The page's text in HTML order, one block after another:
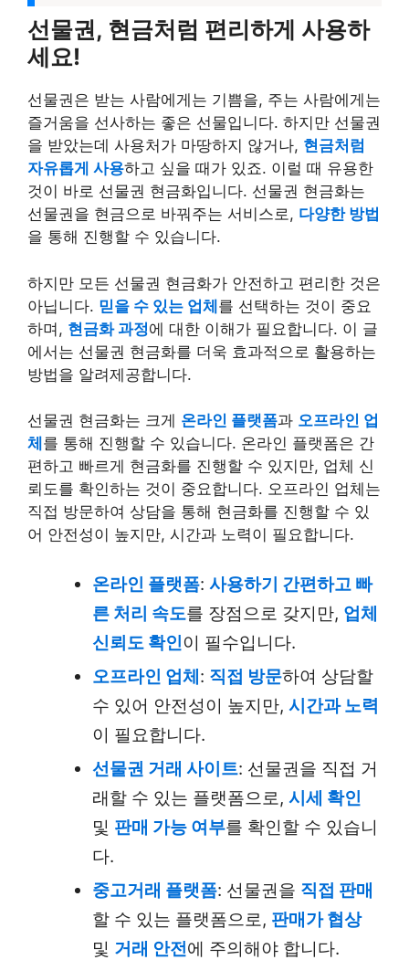
선물권, 현금처럼 편리하게 사용하
세요!
선물권은 받는 사람에게는 기쁨을, 주는 사람에게는
즐거움을 선사하는 좋은 선물입니다. 하지만 선물권
을 받았는데 사용처가 마땅하지 않거나, 현금처럼
자유롭게 사용하고 싶을 때가 있죠. 이럴 때 유용한
것이 바로 선물권 현금화입니다. 선물권 현금화는
선물권을 현금으로 바꿔주는 서비스로, 다양한 방법
을 통해 진행할 수 있습니다.
하지만 모든 선물권 현금화가 안전하고 편리한 것은
아닙니다. 믿을 수 있는 업체를 선택하는 것이 중요
하며, 현금화 과정에 대한 이해가 필요합니다. 이 글
에서는 선물권 현금화를 더욱 효과적으로 활용하는
방법을 알려제공합니다.
선물권 현금화는 크게 온라인 플랫폼과 오프라인 업
체 를 통해 진행할 수 있습니다. 온라인 플랫폼은 간
편하고 빠르게 현금화를 진행할 수 있지만, 업체 신
뢰도를 확인하는 것이 중요합니다. 오프라인 업체는
직접 방문하여 상담을 통해 현금화를 진행할 수 있
어 안전성이 높지만, 시간과 노력이 필요합니다.
온라인 플랫폼: 사용하기 간편하고 빠
른 처리 속도를 장점으로 갖지만, 업체
신뢰도 확인이 필수입니다.
오프라인 업체: 직접 방문하여 상담할
수 있어 안전성이 높지만, 시간과 노력
이 필요합니다.
선물권 거래 사이트: 선물권을 직접 거
래할 수 있는 플랫폼으로, 시세 확인
및 판매 가능 여부를 확인할 수 있습니
다.
중고거래 플랫폼: 선물권을 직접 판매
할 수 있는 플랫폼으로, 판매가 협상
및 거래 안전에 주의해야 합니다.